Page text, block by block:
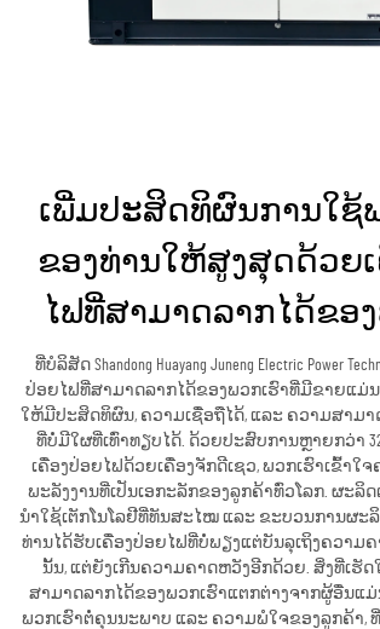
ເພີ່ມປະສິດທິຜົນການໃຊ້
ຂອງທ່ານໃຫ້ສູງສຸດດ້ວຍ
ໄຟທີ່ສາມາດລາກໄດ້ຂອ
ທີ່ບໍລິສັດ Shandong Huayang Juneng Electric Power
ປ່ອຍໄຟທີ່ສາມາດລາກໄດ້ຂອງພວກເຮົາທີ່ມີຂາຍແມ່
ໃຫ້ມີປະສິດທິຜົນ, ຄວາມເຊື່ອຖືໄດ້, ແລະ ຄວາມສາມ
ທີ່ບໍ່ມີໃຜທີ່ເທົ່າທຽບໄດ້. ດ້ວຍປະສົບການຫຼາຍກວ່າ
ເຄື່ອງປ່ອຍໄຟດ້ວຍເຄື່ອງຈັກດີເຊວ, ພວກເຮົາເຂົ້າໃ
ພະລັງງານທີ່ເປັນເອກະລັກຂອງລູກຄ້າທົ່ວໂລກ. ຜະລິ
ນຳໃຊ້ເຕັກໂນໂລຢີທີ່ທັນສະໄໝ ແລະ ຂະບວນການຜະ
ທ່ານໄດ້ຮັບເຄື່ອງປ່ອຍໄຟທີ່ບໍ່ພຽງແຕ່ບັນລຸເຖິງຄວາມຄ
ນັ້ນ, ແຕ່ຍັງເກີນຄວາມຄາດຫວັງອີກດ້ວຍ. ສິ່ງທີ່ເຮັ
ສາມາດລາກໄດ້ຂອງພວກເຮົາແຕກຕ່າງຈາກຜູ້ອື່ນແ
ພວກເຮົາຕໍ່ຄຸນນະພາບ ແລະ ຄວາມພໍໃຈຂອງລູກຄ້າ,